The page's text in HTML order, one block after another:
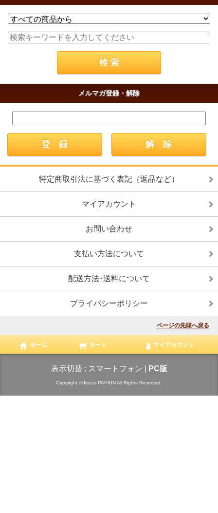
メルマガ登録・解除
特定商取引法に基づく表記（返品など）
マイアカウント
お問い合わせ
支払い方法について
配送方法･送料について
プライバシーポリシー
ページの先頭へ戻る
ホーム カート マイアカウント
表示切替 : スマートフォン PC版
Copyright ©discos PAPKIN All Rights Reserved.